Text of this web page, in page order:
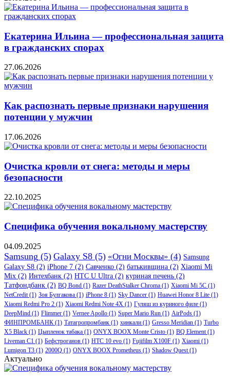
Екатерина Ильина — профессиональная защита
в гражданских спорах
27.06.2026
Как распознать первые признаки нарушения
потенции у мужчин
17.06.2026
Очистка кровли от снега: методы и меры
безопасности
22.10.2025
Специфика обучения вокальному мастерству
04.09.2025
Samsung (5) Galaxy S8 (5) «Огни Москвы» (4) Samsung
Galaxy S8 (2) iPhone 7 (2) Савченко (2) батькивщина (2) Xiaomi Mi
Mix (2) Интехбанк (2) HTC U Ultra (2) куриная печень (2)
Татфондбанк (2) BQ Bond (1) Razer DeathStalker Chroma (1) Xiaomi Mi 5C (1)
NetCredit (1) Зоя Булгакова (1) iPhone 8 (1) Sky Dancer (1) Huawei Honor 8 Lite (1)
Xiaomi Redmi Pro 2 (1) Xiaomi Redmi Note 4X (1) Гуляш из куриного филе (1)
DeepMind (1) Flimmer (1) Vernee Apollo (1) Super Mario Run (1) AirPods (1)
ФИНПРОМБАНК (1) Татагропромбанк (1) хинкали (1) Gresso Meridian (1) Turbo
X5 Black (1) Цыпленок табака (1) ONYX BOOX Monte Cristo (1) BQ Element (1)
Liveman C1 (1) Бефстроганов (1) HTC 10 evo (1) Fujifilm X100F (1) Xiaomi (1)
Lumigon T3 (1) 2000Q (1) ONYX BOOX Prometheus (1) Shadow Quest (1)
Актуально